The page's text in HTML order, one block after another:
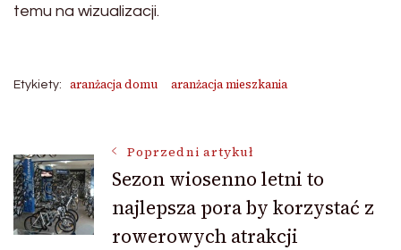
temu na wizualizacji.
Etykiety: aranżacja domu aranżacja mieszkania
Nawigacja
wpisu
Poprzedni artykuł
Sezon wiosenno letni to
najlepsza pora by korzystać z
rowerowych atrakcji